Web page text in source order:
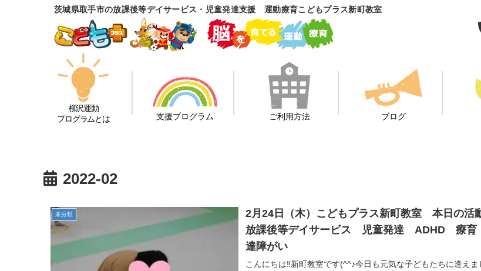
茨城県取手市の放課後等デイサービス・児童発達支援 運動療育こどもプラス新町教室
柳沢運動
プログラムとは
支援プログラム ご利用方法 ブログ
2022-02
未分類
2月24日（木）こどもプラス新町教室 本日の活
放課後等デイサービス 児童発達 ADHD 療
達障がい
こんにちは‼新町教室です(^^♪今日も元気な子どもたちに逢え